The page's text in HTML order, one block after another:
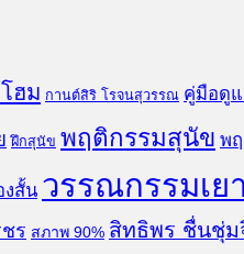
ฮม กานต์สิริ โรจนสุวรรณ คู่มือดูแ
ฝึกสุนัข พฤติกรรมสุนัข พ
งสั้น วรรณกรรมเย
ร สภาพ 90% สิทธิพร ชื่นชุ่ม